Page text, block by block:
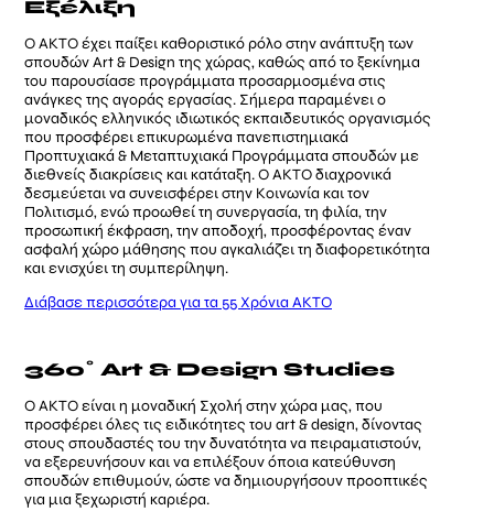
Εξέλιξη
Ο ΑΚΤΟ έχει παίξει καθοριστικό ρόλο στην ανάπτυξη των
σπουδών Art & Design της χώρας, καθώς από το ξεκίνημα
του παρουσίασε προγράμματα προσαρμοσμένα στις
ανάγκες της αγοράς εργασίας. Σήμερα παραμένει ο
μοναδικός ελληνικός ιδιωτικός εκπαιδευτικός οργανισμός
που προσφέρει επικυρωμένα πανεπιστημιακά
Προπτυχιακά & Μεταπτυχιακά Προγράμματα σπουδών με
διεθνείς διακρίσεις και κατάταξη. Ο ΑΚΤΟ διαχρονικά
δεσμεύεται να συνεισφέρει στην Κοινωνία και τον
Πολιτισμό, ενώ προωθεί τη συνεργασία, τη φιλία, την
προσωπική έκφραση, την αποδοχή, προσφέροντας έναν
ασφαλή χώρο μάθησης που αγκαλιάζει τη διαφορετικότητα
και ενισχύει τη συμπερίληψη.
Διάβασε περισσότερα για τα 55 Χρόνια ΑΚΤΟ
360˚ Art & Design Studies
Ο ΑΚΤΟ είναι η μοναδική Σχολή στην χώρα μας, που
προσφέρει όλες τις ειδικότητες του art & design, δίνοντας
στους σπουδαστές του την δυνατότητα να πειραματιστούν,
να εξερευνήσουν και να επιλέξουν όποια κατεύθυνση
σπουδών επιθυμούν, ώστε να δημιουργήσουν προοπτικές
για μια ξεχωριστή καριέρα.